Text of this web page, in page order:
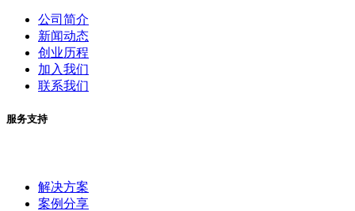
公司简介
新闻动态
创业历程
加入我们
联系我们
服务支持
解决方案
案例分享